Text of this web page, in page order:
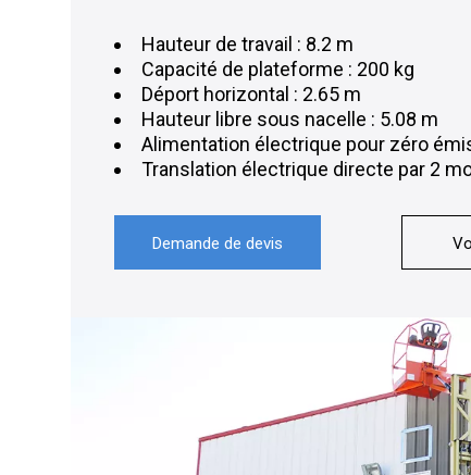
Hauteur de travail : 8.2 m
Capacité de plateforme : 200 kg
Déport horizontal : 2.65 m
Hauteur libre sous nacelle : 5.08 m
Alimentation électrique pour zéro
Translation électrique directe par 2
Demande de devis